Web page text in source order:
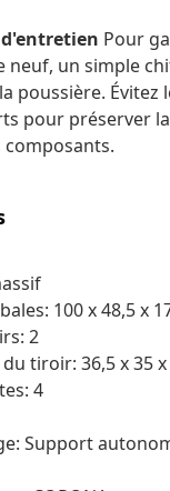
Pour
neuf, un simple
poussière. Évitez
pour préserver
composants.
100 x 48,5 x
2
tiroir: 36,5 x 35 x
4
Support